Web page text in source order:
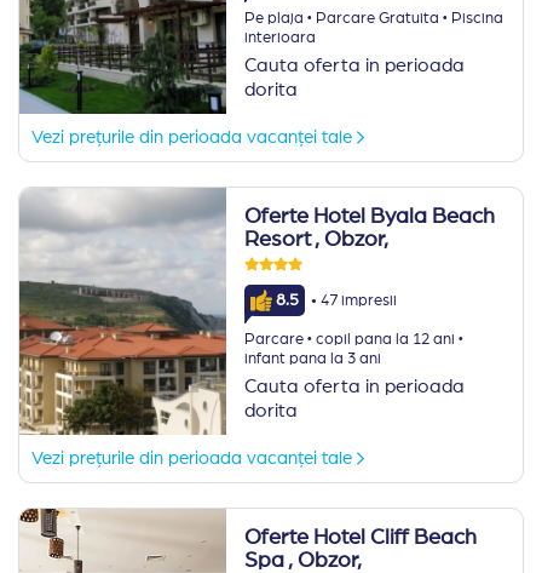
Pe plaja ·Parcare Gratuita ·Piscina
interioara
Cauta oferta in perioada
dorita
Vezi prețurile din perioada vacanței tale
Oferte Hotel Byala Beach
Resort , Obzor,
8.5 · 47 impresii
Parcare ·copil pana la 12 ani ·
infant pana la 3 ani
Cauta oferta in perioada
dorita
Vezi prețurile din perioada vacanței tale
Oferte Hotel Cliff Beach
Spa , Obzor,